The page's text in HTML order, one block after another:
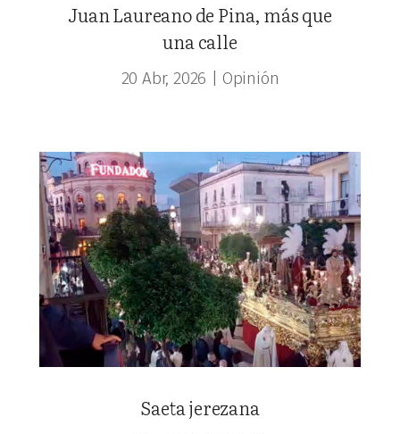
Juan Laureano de Pina, más que
una calle
20 Abr, 2026 Opinión
Saeta jerezana